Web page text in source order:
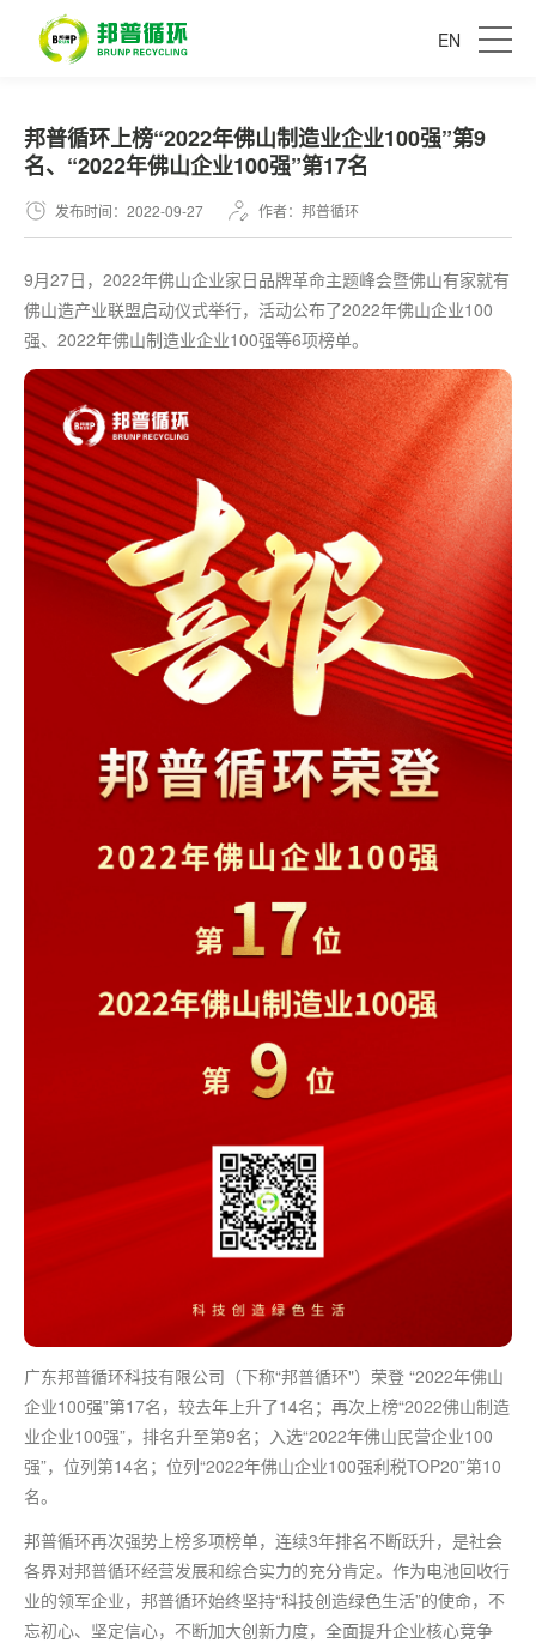
EN
邦普循环上榜“2022年佛山制造业企业100强”第9
名、“2022年佛山企业100强”第17名
发布时间：2022-09-27 作者：邦普循环
9月27日，2022年佛山企业家日品牌革命主题峰会暨佛山有家就有
佛山造产业联盟启动仪式举行，活动公布了2022年佛山企业100
强、2022年佛山制造业企业100强等6项榜单。
广东邦普循环科技有限公司（下称“邦普循环"）荣登 “2022年佛山
企业100强”第17名，较去年上升了14名；再次上榜“2022佛山制造
业企业100强”，排名升至第9名；入选“2022年佛山民营企业100
强”，位列第14名；位列“2022年佛山企业100强利税TOP20”第10
名。
邦普循环再次强势上榜多项榜单，连续3年排名不断跃升，是社会
各界对邦普循环经营发展和综合实力的充分肯定。作为电池回收行
业的领军企业，邦普循环始终坚持“科技创造绿色生活”的使命，不
忘初心、坚定信心，不断加大创新力度，全面提升企业核心竞争